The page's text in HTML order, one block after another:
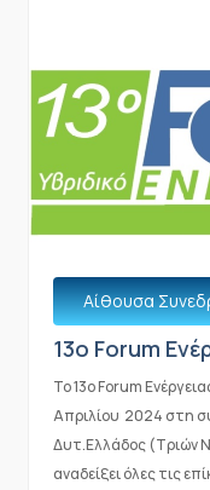
Αίθουσα
13o Forum
Το 13ο Forum
Απριλίου 2024 στη
Δυτ.Ελλάδος (Τριών
αναδείξει όλες τις